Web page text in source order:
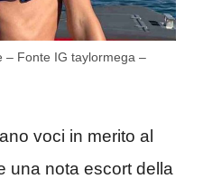
– Fonte IG taylormega –
voci in merito al
una nota escort della